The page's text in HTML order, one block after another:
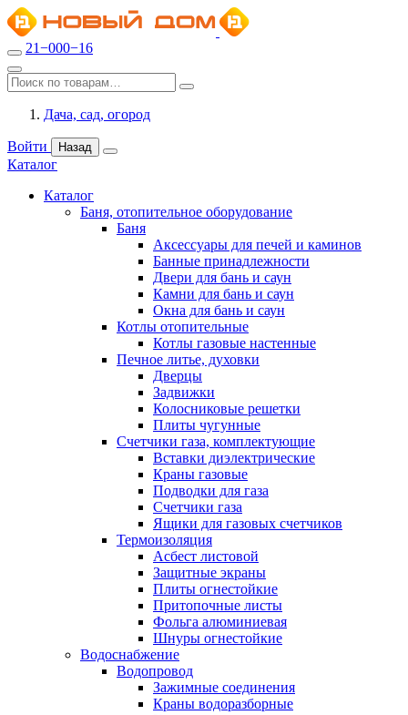
21−000−16
Дача, сад, огород
Войти Назад
Каталог
Каталог
Баня, отопительное оборудование
Баня
Аксессуары для печей и каминов
Банные принадлежности
Двери для бань и саун
Камни для бань и саун
Окна для бань и саун
Котлы отопительные
Котлы газовые настенные
Печное литье, духовки
Дверцы
Задвижки
Колосниковые решетки
Плиты чугунные
Счетчики газа, комплектующие
Вставки диэлектрические
Краны газовые
Подводки для газа
Счетчики газа
Ящики для газовых счетчиков
Термоизоляция
Асбест листовой
Защитные экраны
Плиты огнестойкие
Притопочные листы
Фольга алюминиевая
Шнуры огнестойкие
Водоснабжение
Водопровод
Зажимные соединения
Краны водоразборные